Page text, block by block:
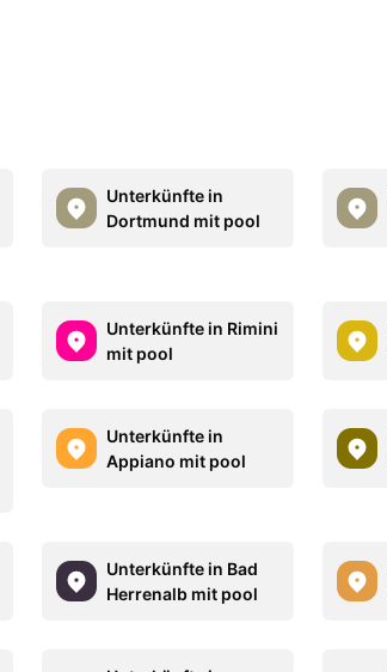
Unterkünfte in
Dortmund mit pool
Unterkünfte in Rimini
mit pool
Unterkünfte in
Appiano mit pool
Unterkünfte in Bad
Herrenalb mit pool